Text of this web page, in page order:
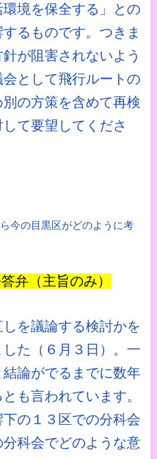
境を保全する」との
るものです。つきま
が阻害されないよう
として飛行ルートの
の方策を含めて再検
て要望してくださ
今の目黒区がどのように考
弁（主旨のみ）
を議論する検討かを
た（６月３日）。一
論がでるまでに数年
も言われています。
の１３区での分科会
科会でどのような意